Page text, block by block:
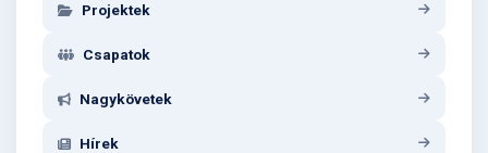
Projektek
Csapatok
Nagykövetek
Hírek